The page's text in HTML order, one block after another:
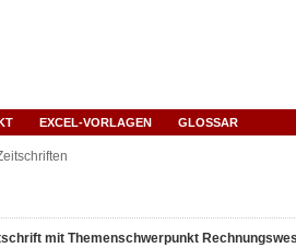
EXCEL-VORLAGEN GLOSSAR
mit Themenschwerpunkt